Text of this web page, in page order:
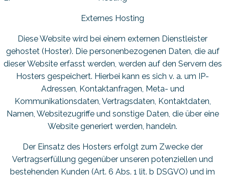
Externes Hosting
Diese Website wird bei einem externen Dienstleister
gehostet (Hoster). Die personenbezogenen Daten, die auf
dieser Website erfasst werden, werden auf den Servern des
Hosters gespeichert. Hierbei kann es sich v. a. um IP-
Adressen, Kontaktanfragen, Meta- und
Kommunikationsdaten, Vertragsdaten, Kontaktdaten,
Namen, Websitezugriffe und sonstige Daten, die über eine
Website generiert werden, handeln.
Der Einsatz des Hosters erfolgt zum Zwecke der
Vertragserfüllung gegenüber unseren potenziellen und
bestehenden Kunden (Art. 6 Abs. 1 lit. b DSGVO) und im